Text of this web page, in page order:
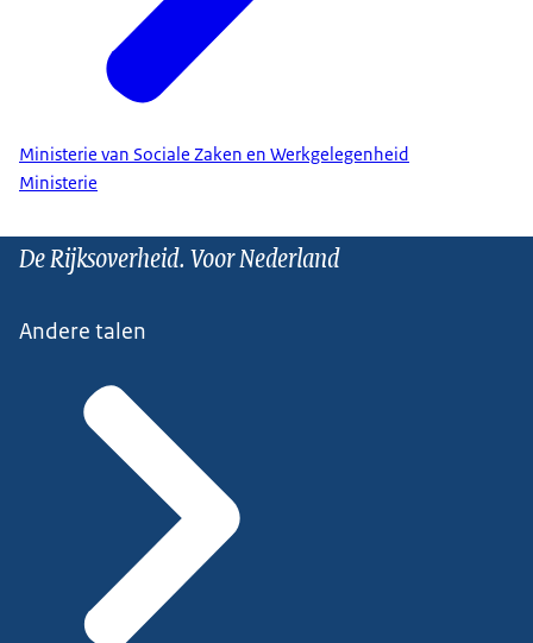
Ministerie van Sociale Zaken en Werkgelegenheid
Ministerie
De Rijksoverheid. Voor Nederland
Andere talen